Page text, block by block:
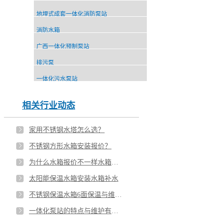
地埋式成套一体化消防泵站
消防水箱
广西一体化预制泵站
排污泵
一体化污水泵站
相关行业动态
家用不锈钢水塔怎么选？
不锈钢方形水箱安装报价？
太阳能保温水箱安装水箱补水